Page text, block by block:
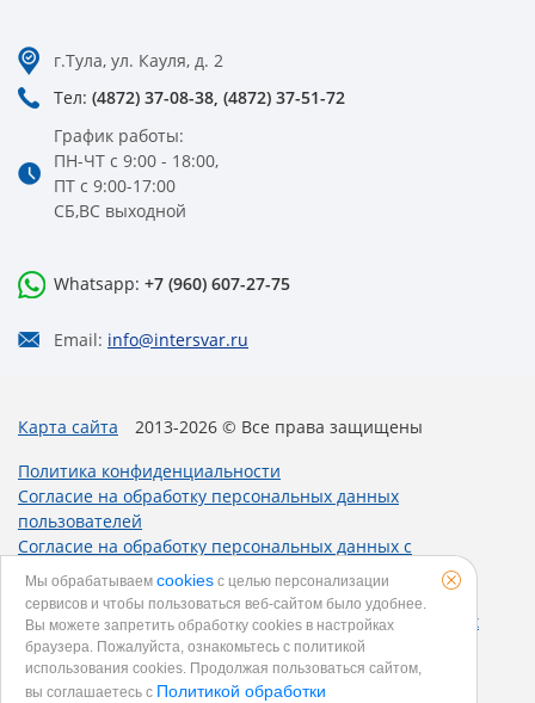
г.Тула, ул. Кауля, д. 2
Тел: (4872) 37-08-38, (4872) 37-51-72
График работы:
ПН-ЧТ с 9:00 - 18:00,
ПТ с 9:00-17:00
СБ,ВС выходной
Whatsapp: +7 (960) 607-27-75
Email: info@intersvar.ru
Карта сайта
2013-2026 © Все права защищены
Политика конфиденциальности
Согласие на обработку персональных данных
пользователей
Согласие на обработку персональных данных с
использованием метрических программ
Политика использования cookies
Согласие на получение рекламных и информационных
рассылок
Мы обрабатываем cookies с целью персонализации
сервисов и чтобы пользоваться веб-сайтом было удобнее.
Вы можете запретить обработку сookies в настройках
браузера. Пожалуйста, ознакомьтесь с политикой
использования cookies. Продолжая пользоваться сайтом,
вы соглашаетесь с Политикой обработки